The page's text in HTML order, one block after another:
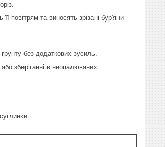
повітрям та виносять зрізані бур'яни
без додаткових зусиль.
зберіганні в неопалюваних